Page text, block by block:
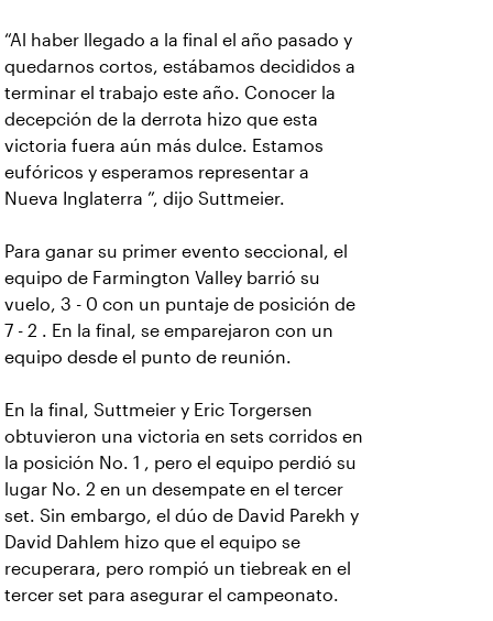
“Al haber llegado a la final el año pasado y
quedarnos cortos, estábamos decididos a
terminar el trabajo este año. Conocer la
decepción de la derrota hizo que esta
victoria fuera aún más dulce. Estamos
eufóricos y esperamos representar a
Nueva Inglaterra ”, dijo Suttmeier.
Para ganar su primer evento seccional, el
equipo de Farmington Valley barrió su
vuelo, 3 - 0 con un puntaje de posición de
7 - 2 . En la final, se emparejaron con un
equipo desde el punto de reunión.
En la final, Suttmeier y Eric Torgersen
obtuvieron una victoria en sets corridos en
la posición No. 1 , pero el equipo perdió su
lugar No. 2 en un desempate en el tercer
set. Sin embargo, el dúo de David Parekh y
David Dahlem hizo que el equipo se
recuperara, pero rompió un tiebreak en el
tercer set para asegurar el campeonato.